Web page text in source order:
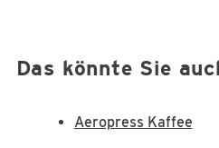
Das könnte Sie
Aeropress Kaffee